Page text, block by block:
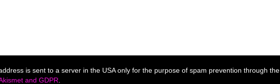
is sent to a server in the USA only for the purpose of spam prevention through the
and GDPR